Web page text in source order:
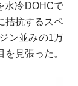
水冷DOHCで
拮抗するスペ
ン並みの1万
見張った。